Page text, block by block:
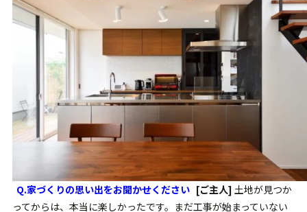
Q.家づくりの思い出をお聞かせください [ご主人] 土地が見つか
ってからは、本当に楽しかったです。まだ工事が始まっていない